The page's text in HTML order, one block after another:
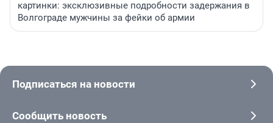
картинки: эксклюзивные подробности задержания в
Волгограде мужчины за фейки об армии
Подписаться на новости
Сообщить новость